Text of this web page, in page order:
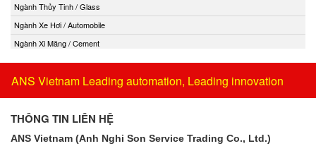
Ngành Thủy Tinh / Glass
Ngành Xe Hơi / Automobile
Ngành Xi Măng / Cement
ANS Vietnam Leading automation, Leading innovation
THÔNG TIN LIÊN HỆ
ANS Vietnam (Anh Nghi Son Service Trading Co., Ltd.)